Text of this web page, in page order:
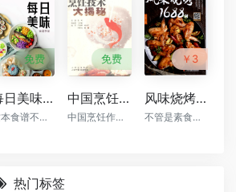
免费
每日美味 食谱手册 PDF下载
这本食谱不仅专注于采用新鲜健康食材，并以简单的烹饪方式，让您能够更了解年长人士所需的均衡饮食，尤其患有常见健康问题的年长者
免费
中国烹饪技术大揭密 PDF下载
中国烹饪作为一种艺术、一门科学，其知识和技能是基础
￥3
风味烧烤1688例 PDF下载
不管是素食主义，还是无肉不欢，很多食材都能烤出美味，满足你对美食的追求。
热门标签